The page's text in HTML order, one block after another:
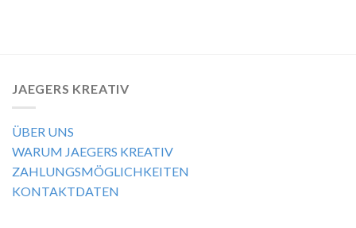
JAEGERS KREATIV
ÜBER UNS
WARUM JAEGERS KREATIV
ZAHLUNGSMÖGLICHKEITEN
KONTAKTDATEN